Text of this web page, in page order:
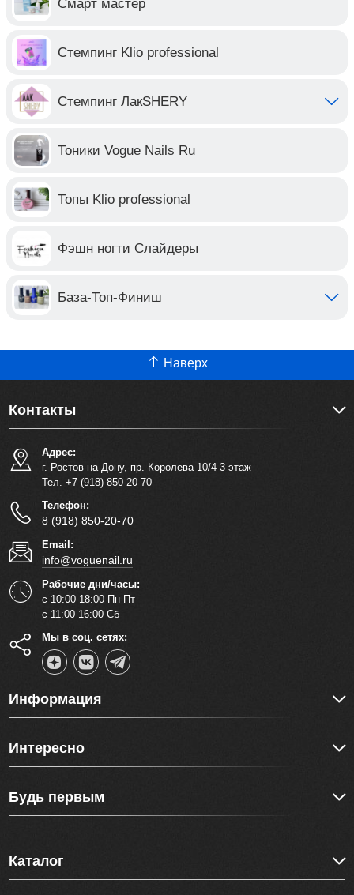
Смарт мастер
Стемпинг Klio professional
Стемпинг ЛакSHERY
Тоники Vogue Nails Ru
Топы Klio professional
Фэшн ногти Слайдеры
База-Топ-Финиш
Наверх
Контакты
Адрес:
г. Ростов-на-Дону, пр. Королева 10/4 3 этаж
Тел. +7 (918) 850-20-70
Телефон:
8 (918) 850-20-70
Email:
info@voguenail.ru
Рабочие дни/часы:
с 10:00-18:00 Пн-Пт
с 11:00-16:00 Сб
Мы в соц. сетях:
Информация
Интересно
Будь первым
Каталог